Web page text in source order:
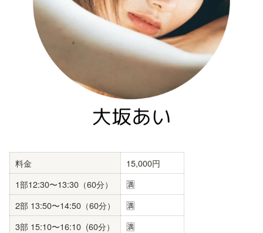
料金
15,000円
1部12:30〜13:30（60分）
🈵
2部 13:50〜14:50（60分）
🈵
3部 15:10〜16:10  (60分）
🈵